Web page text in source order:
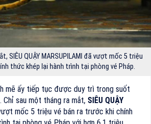
SIÊU QUẬY MARSUPILAMI đã vượt mốc 5 triệu
thức khép lại hành trình tại phòng vé Pháp.
mẽ ấy tiếp tục được duy trì trong suốt
Chỉ sau một tháng ra mắt, SIÊU QUẬY
mốc 5 triệu vé bán ra trước khi chính